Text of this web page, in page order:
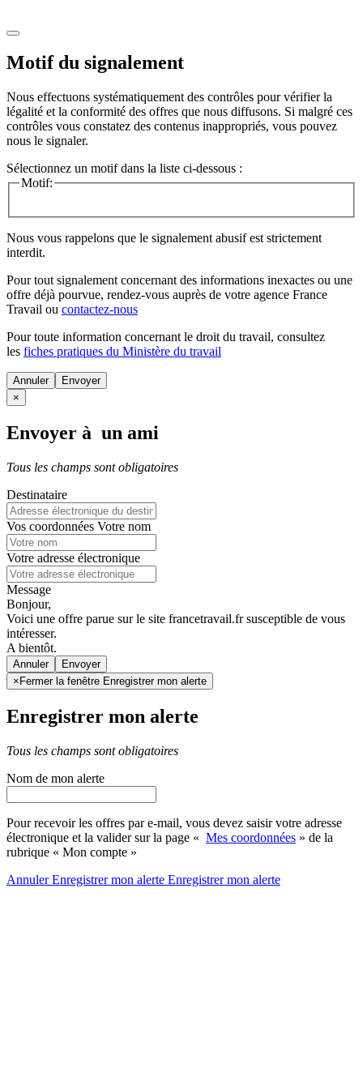
Motif du signalement
Nous effectuons systématiquement des contrôles pour vérifier la
légalité et la conformité des offres que nous diffusons. Si malgré ces
contrôles vous constatez des contenus inappropriés, vous pouvez
nous le signaler.
Sélectionnez un motif dans la liste ci-dessous :
Motif:
Nous vous rappelons que le signalement abusif est strictement
interdit.
Pour tout signalement concernant des informations inexactes ou une
offre déjà pourvue, rendez-vous auprès de votre agence France
Travail ou contactez-nous
Pour toute information concernant le droit du travail, consultez
les fiches pratiques du Ministère du travail
Annuler
×
Envoyer à un ami
Tous les champs sont obligatoires
Destinataire
Vos coordonnées Votre nom
Votre adresse électronique
Message
Bonjour,
Voici une offre parue sur le site francetravail.fr susceptible de vous
intéresser.
A bientôt.
Annuler
× Fermer la fenêtre Enregistrer mon alerte
Enregistrer mon alerte
Tous les champs sont obligatoires
Nom de mon alerte
Pour recevoir les offres par e-mail, vous devez saisir votre adresse
électronique et la valider sur la page « Mes coordonnées » de la
rubrique « Mon compte »
AnnulerEnregistrer mon alerte Enregistrermon alerte